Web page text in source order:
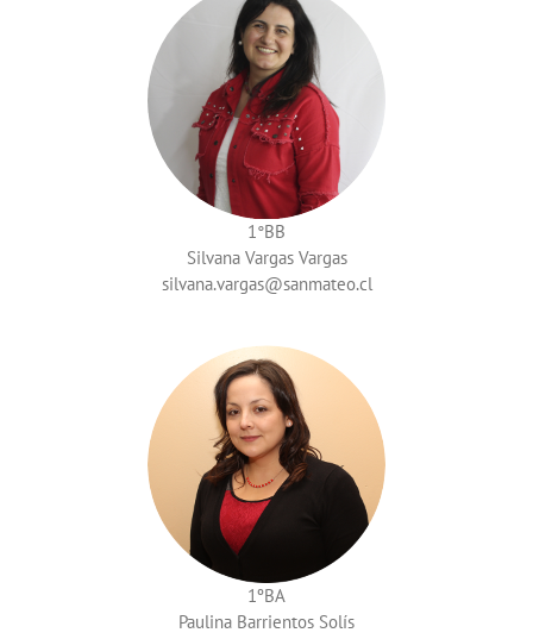
1°BB
Silvana Vargas Vargas
silvana.vargas
1ºBA
Paulina Barrientos Solís